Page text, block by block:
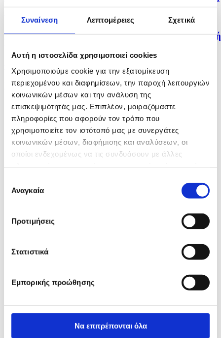
Συναίνεση Λεπτομέρειες Σχετικά
Αυτή η ιστοσελίδα χρησιμοποιεί cookies
Χρησιμοποιούμε cookie για την εξατομίκευση
περιεχομένου και διαφημίσεων, την παροχή λειτουργιών
κοινωνικών μέσων και την ανάλυση της
επισκεψιμότητάς μας. Επιπλέον, μοιραζόμαστε
πληροφορίες που αφορούν τον τρόπο που
χρησιμοποιείτε τον ιστότοπό μας με συνεργάτες
κοινωνικών μέσων, διαφήμισης και αναλύσεων, οι
οποίοι ενδεχομένως να τις συνδυάσουν με άλλες
των υπηρεσιών τους.
συγκατάθεσης
Αναγκαία
Προτιμήσεις
Στατιστικά
Εμπορικής προώθησης
Να επιτρέπονται όλα
πριν 2 ώρες
Κόμμα για τα Ζώα: Ώρα να σταματήσει η κομματική
Βαθαίνει η κρίση στο Ιράν, εν μέσω φημών για την...